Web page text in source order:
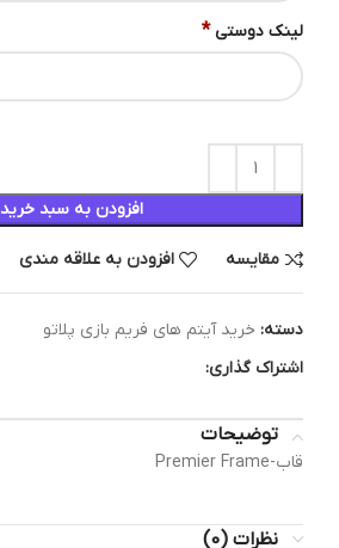
لینک دوستی *
افزودن به سبد خرید
مقایسه افزودن به علاقه مندی
دسته: خرید آیتم های فریم بازی پلاتو
اشتراک گذاری:
توضیحات
قاب-Premier Frame
نظرات (0)